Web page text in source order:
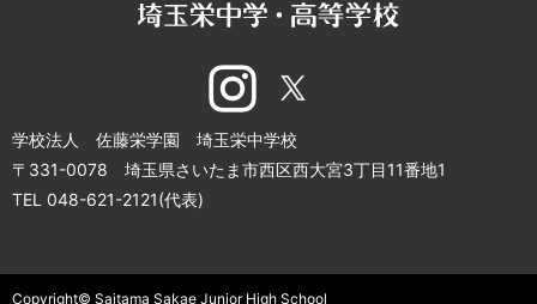
学校法人 佐藤栄学園 埼玉栄中学校
〒331-0078 埼玉県さいたま市西区西大宮3丁目11番地1
TEL 048-621-2121(代表)
Copyright© Saitama Sakae Junior High School